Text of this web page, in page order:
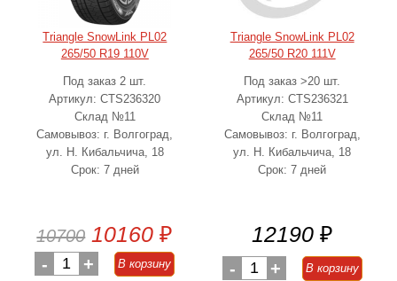
Triangle SnowLink PL02
265/50 R19 110V
Под заказ 2 шт.
Артикул: CTS236320
Склад №11
Самовывоз: г. Волгоград,
ул. Н. Кибальчича, 18
Срок: 7 дней
10700 10160 ₽
- 1 + В корзину
Triangle SnowLink PL02
265/50 R20 111V
Под заказ >20 шт.
Артикул: CTS236321
Склад №11
Самовывоз: г. Волгоград,
ул. Н. Кибальчича, 18
Срок: 7 дней
12190 ₽
- 1 + В корзину